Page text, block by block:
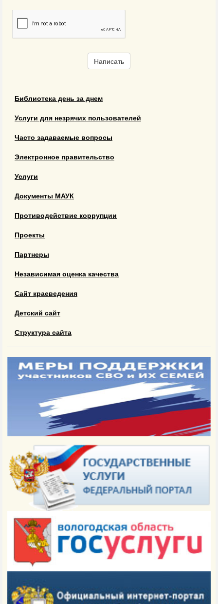
Написать
Библиотека день за днем
Услуги для незрячих пользователей
Часто задаваемые вопросы
Электронное правительство
Услуги
Документы МАУК
Противодействие коррупции
Проекты
Партнеры
Независимая оценка качества
Сайт краеведения
Детский сайт
Структура сайта